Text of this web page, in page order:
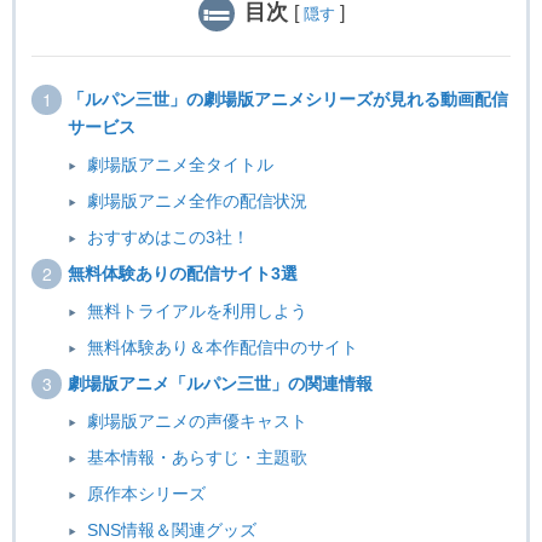
目次 [ 隠す ]
「ルパン三世」の劇場版アニメシリーズが見れる動画配信
サービス
劇場版アニメ全タイトル
劇場版アニメ全作の配信状況
おすすめはこの3社！
無料体験ありの配信サイト3選
無料トライアルを利用しよう
無料体験あり＆本作配信中のサイト
劇場版アニメ「ルパン三世」の関連情報
劇場版アニメの声優キャスト
基本情報・あらすじ・主題歌
原作本シリーズ
SNS情報＆関連グッズ